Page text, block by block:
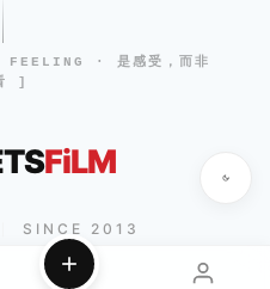
· 是感受，而非
]
FiLM
SINCE 2013